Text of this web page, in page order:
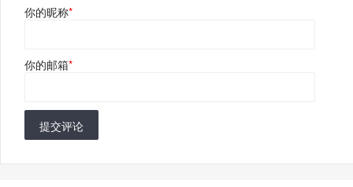
你的昵称*
你的邮箱*
提交评论